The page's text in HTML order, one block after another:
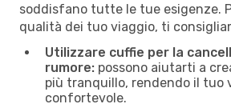
soddisfano tutte le tue esigenze.
qualità dei tuo viaggio, ti
Utilizzare cuffie per la
rumore: possono aiutarti a
più tranquillo, rendendo il tuo
confortevole.